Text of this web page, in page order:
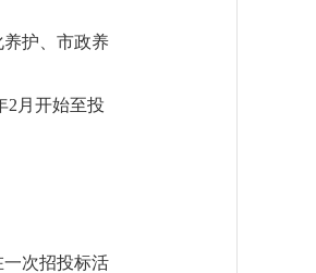
护、市政养
2月开始至投
次招投标活